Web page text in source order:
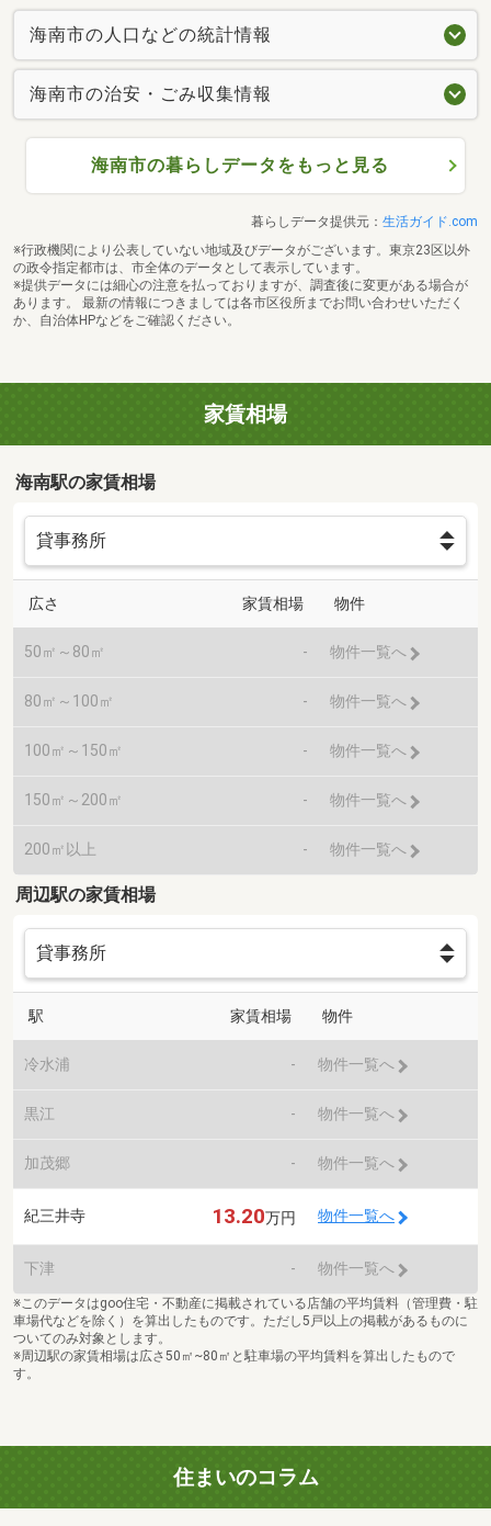
海南市の人口などの統計情報
海南市の治安・ごみ収集情報
海南市の暮らしデータをもっと見る
暮らしデータ提供元： 生活ガイド.com
※行政機関により公表していない地域及びデータがございます。東京23区以外
の政令指定都市は、市全体のデータとして表示しています。
※提供データには細心の注意を払っておりますが、調査後に変更がある場合が
あります。 最新の情報につきましては各市区役所までお問い合わせいただく
か、自治体HPなどをご確認ください。
家賃相場
海南駅の家賃相場
広さ 家賃相場 物件
50㎡～80㎡ - 物件一覧へ
80㎡～100㎡ - 物件一覧へ
100㎡～150㎡ - 物件一覧へ
150㎡～200㎡ - 物件一覧へ
200㎡以上 - 物件一覧へ
周辺駅の家賃相場
駅 家賃相場 物件
冷水浦 - 物件一覧へ
黒江 - 物件一覧へ
加茂郷 - 物件一覧へ
紀三井寺 13.20万円 物件一覧へ
下津 - 物件一覧へ
※このデータはgoo住宅・不動産に掲載されている店舗の平均賃料（管理費・駐
車場代などを除く）を算出したものです。ただし5戸以上の掲載があるものに
ついてのみ対象とします。
※周辺駅の家賃相場は広さ50㎡~80㎡と駐車場の平均賃料を算出したもので
す。
住まいのコラム